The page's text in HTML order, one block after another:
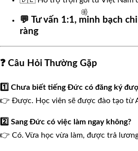
💬 Tư vấn 1:1, minh bạch
ràng
❓ Câu Hỏi Thường Gặp
1️⃣ Chưa biết tiếng Đức có đăng ký
👉 Được. Học viên sẽ được đào tạo từ
2️⃣ Sang Đức có việc làm ngay không?
👉 Có. Vừa học vừa làm, được trả